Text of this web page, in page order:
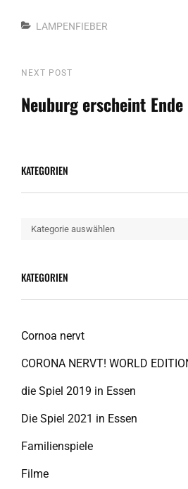
Categories
LAMPENFIEBER
Beitragsnavigation
Next
Post
NEXT POST
Neuburg erscheint
KATEGORIEN
Kategorien
KATEGORIEN
Cornoa nervt
CORONA NERVT! WORLD
die Spiel 2019 in Essen
Die Spiel 2021 in Essen
Familienspiele
Filme